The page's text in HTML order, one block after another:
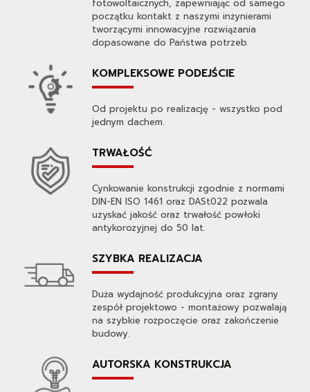
fotowoltaicznych, zapewniając od samego
początku kontakt z naszymi inżynierami
tworzącymi innowacyjne rozwiązania
dopasowane do Państwa potrzeb.
KOMPLEKSOWE PODEJŚCIE
Od projektu po realizację - wszystko pod
jednym dachem.
TRWAŁOŚĆ
Cynkowanie konstrukcji zgodnie z normami
DIN-EN ISO 1461 oraz DASt022 pozwala
uzyskać jakość oraz trwałość powłoki
antykorozyjnej do 50 lat.
SZYBKA REALIZACJA
Duża wydajność produkcyjna oraz zgrany
zespół projektowo - montażowy pozwalają
na szybkie rozpoczęcie oraz zakończenie
budowy.
AUTORSKA KONSTRUKCJA